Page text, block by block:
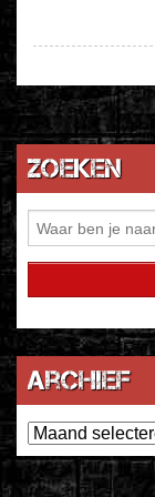
Zoeken
Archief
Archief